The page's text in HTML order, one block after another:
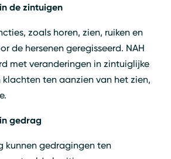
de zintuigen
zoals horen, zien, ruiken en
de hersenen geregisseerd. NAH
met veranderingen in zintuiglijke
ten aanzien van het zien,
gedrag
kunnen gedragingen ten